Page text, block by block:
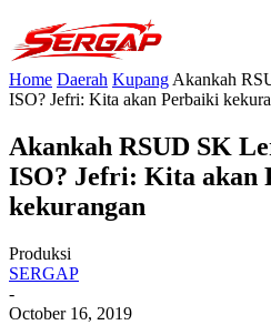
Home Daerah Kupang Akankah
ISO? Jefri: Kita akan Perbaiki
Akankah RSUD SK
ISO? Jefri: Kita akan
kekurangan
Produksi
SERGAP
-
October 16, 2019